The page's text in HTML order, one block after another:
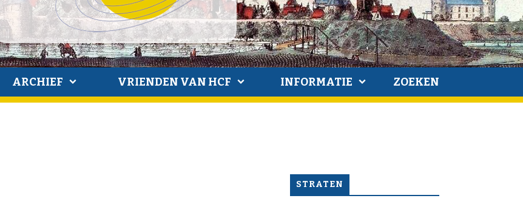
ARCHIEF VRIENDEN VAN HCF INFORMATIE ZOEKEN
STRATEN